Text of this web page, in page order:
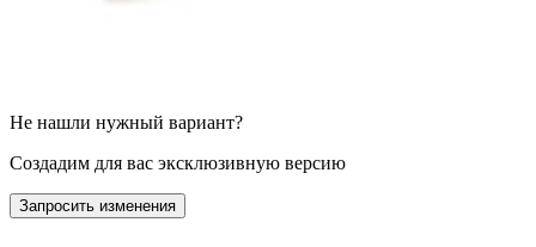
Не нашли нужный вариант?
Создадим для вас эксклюзивную версию
Запросить изменения